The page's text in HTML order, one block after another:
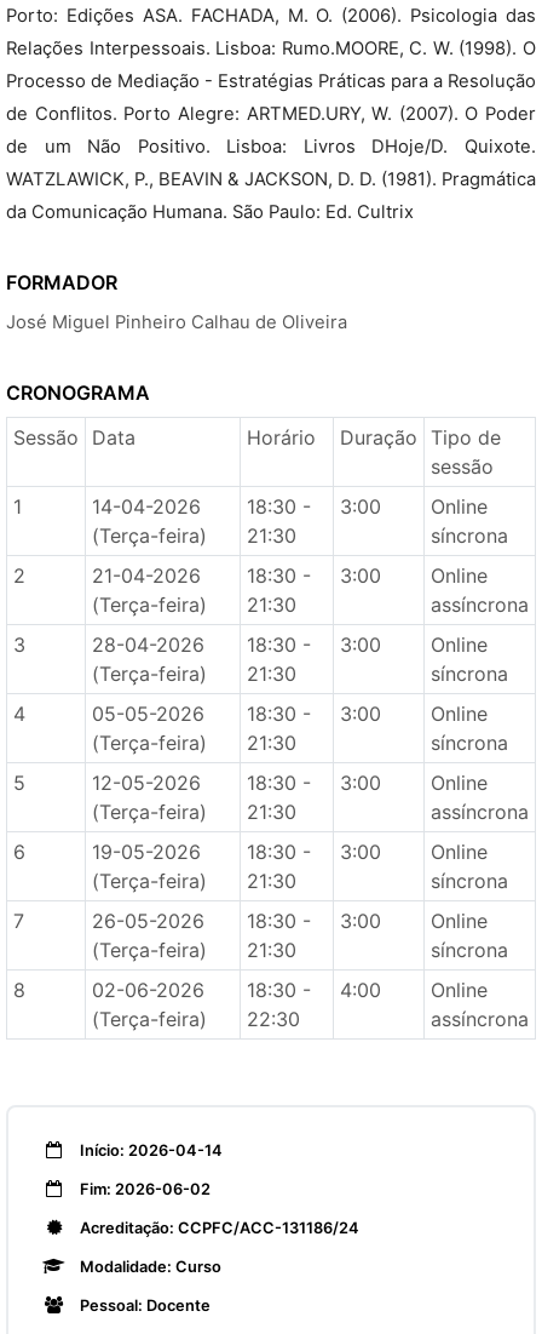
Porto: Edições ASA. FACHADA, M. O. (2006). Psicologia das
Relações Interpessoais. Lisboa: Rumo.MOORE, C. W. (1998). O
Processo de Mediação - Estratégias Práticas para a Resolução
de Conflitos. Porto Alegre: ARTMED.URY, W. (2007). O Poder
de um Não Positivo. Lisboa: Livros DHoje/D. Quixote.
WATZLAWICK, P., BEAVIN & JACKSON, D. D. (1981). Pragmática
da Comunicação Humana. São Paulo: Ed. Cultrix
FORMADOR
José Miguel Pinheiro Calhau de Oliveira
CRONOGRAMA
Sessão
Data Horário Duração Tipo de
sessão
1
14-04-2026
(Terça-feira)
18:30 -
21:30
3:00
Online
síncrona
2
21-04-2026
(Terça-feira)
18:30 -
21:30
3:00
Online
assíncrona
3
28-04-2026
(Terça-feira)
18:30 -
21:30
3:00
Online
síncrona
4
05-05-2026
(Terça-feira)
18:30 -
21:30
3:00
Online
síncrona
5
12-05-2026
(Terça-feira)
18:30 -
21:30
3:00
Online
assíncrona
6
19-05-2026
(Terça-feira)
18:30 -
21:30
3:00
Online
síncrona
7
26-05-2026
(Terça-feira)
18:30 -
21:30
3:00
Online
síncrona
8
02-06-2026
(Terça-feira)
18:30 -
22:30
4:00
Online
assíncrona
Início: 2026-04-14
Fim: 2026-06-02
Acreditação: CCPFC/ACC-131186/24
Modalidade: Curso
Pessoal: Docente